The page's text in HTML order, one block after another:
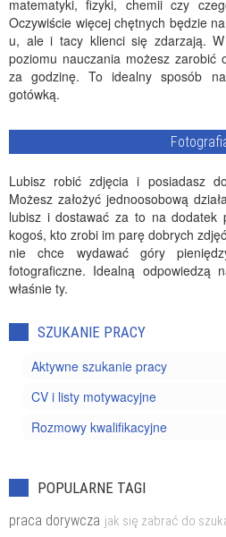
matematyki, fizyki, chemii czy
Oczywiście więcej chętnych będzie
u, ale i tacy klienci się zdarzają.
poziomu nauczania możesz zarobić
za godzinę. To idealny sposób
gotówką.
Lubisz robić zdjęcia i posiadasz
Możesz założyć jednoosobową
lubisz i dostawać za to na dodatek
kogoś, kto zrobi im parę dobrych
nie chce wydawać góry
fotograficzne. Idealną odpowiedzą
właśnie ty.
SZUKANIE PRACY
Aktywne szukanie pracy
CV i listy motywacyjne
Rozmowy kwalifikacyjne
POPULARNE TAGI
praca dorywcza jak się zabrać do